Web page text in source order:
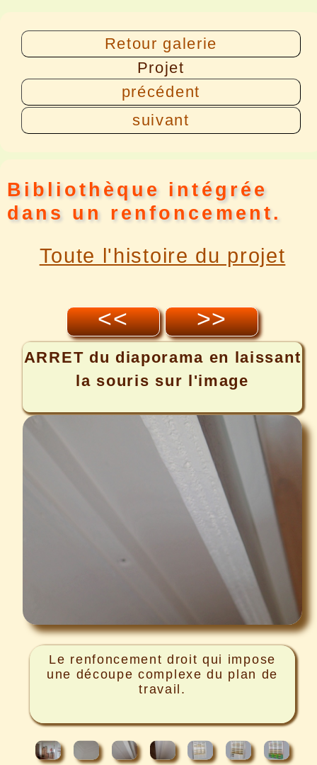
Retour galerie
Projet
précédent
suivant
Bibliothèque intégrée
dans un renfoncement.
Toute l'histoire du projet
<< >>
ARRET du diaporama en laissant
la souris sur l'image
Le renfoncement droit qui impose
une découpe complexe du plan de
travail.